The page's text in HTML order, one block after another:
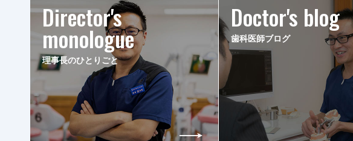
Director's
monologue
理事長のひとりごと
Doctor's blog
歯科医師ブログ